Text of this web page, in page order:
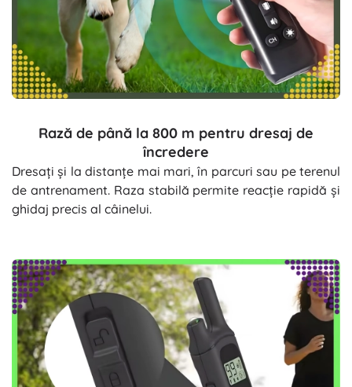
Rază de până la 800 m pentru dresaj de
încredere
Dresați și la distanțe mai mari, în parcuri sau pe terenul
de antrenament. Raza stabilă permite reacție rapidă și
ghidaj precis al câinelui.